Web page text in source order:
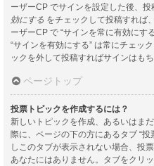
ーザーCP でサインを設定した後、
効にする をチェックして投稿すれば
ーザーCP で “サインを常に有効にす
“サインを有効にする” は常にチェッ
ックを外して投稿すればサインはも
ページトップ
投票トピックを作成するには？
新しいトピックを作成、あるいはま
際に、ページの下の方にあるタブ “
しこのタブが表示されない場合、投
あなたにはありません。タブをクリ